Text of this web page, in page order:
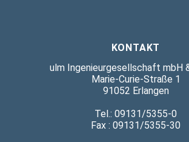
KONTAKT
ulm Ingenieurgesellschaft mbH
Marie-Curie-Straße 1
91052 Erlangen
Tel.: 09131/5355-0
Fax : 09131/5355-30